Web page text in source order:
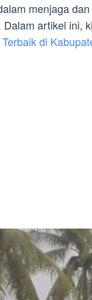
menjaga
artikel ini,
di